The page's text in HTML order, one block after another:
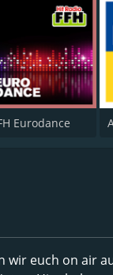
Eurodance
wir euch on air